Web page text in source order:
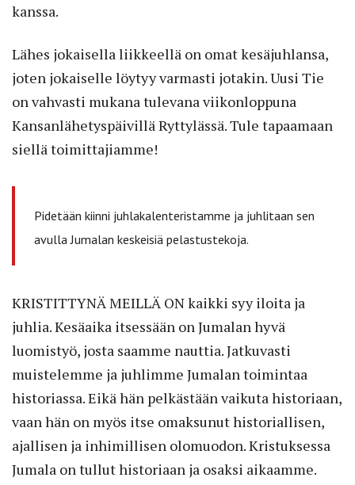
kanssa.
Lähes jokaisella liikkeellä on omat kesäjuhlansa,
joten jokaiselle löytyy varmasti jotakin. Uusi Tie
on vahvasti mukana tulevana viikonloppuna
Kansanlähetyspäivillä Ryttylässä. Tule tapaamaan
siellä toimittajiamme!
Pidetään kiinni juhlakalenteristamme ja juhlitaan sen
avulla Jumalan keskeisiä pelastustekoja.
KRISTITTYNÄ MEILLÄ ONkaikki syy iloita ja
juhlia. Kesäaika itsessään on Jumalan hyvä
luomistyö, josta saamme nauttia. Jatkuvasti
muistelemme ja juhlimme Jumalan toimintaa
historiassa. Eikä hän pelkästään vaikuta historiaan,
vaan hän on myös itse omaksunut historiallisen,
ajallisen ja inhimillisen olomuodon. Kristuksessa
Jumala on tullut historiaan ja osaksi aikaamme.